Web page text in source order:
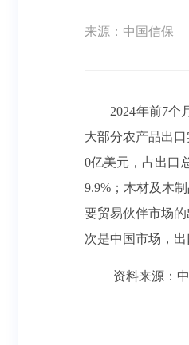
来源：中国信保
2024年前7个
大部分农产品出
0亿美元，占出口
9.9%；木材及木
要贸易伙伴市场
次是中国市场，出
资料来源：